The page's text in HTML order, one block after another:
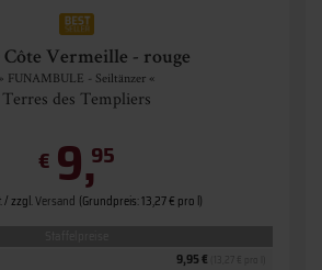
Côte Vermeille - rouge
» FUNAMBULE - Seiltänzer «
Terres des Templiers
€ 9,95
/ zzgl.Versand (Grundpreis: 13,27 € pro l)
9,95 €